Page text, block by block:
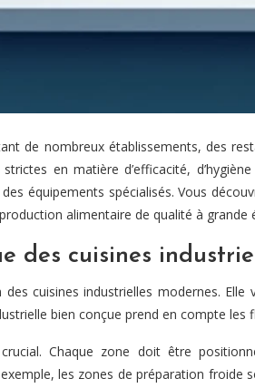
de nombreux établissements, des
en matière d’efficacité,
équipements spécialisés. Vous
alimentaire de qualité à grande
des cuisines
cuisines industrielles modernes.
bien conçue prend en compte
Chaque zone doit être
les zones de préparation